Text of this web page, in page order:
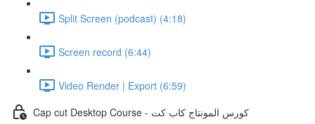
Split Screen (podcast) (4:18)
Screen record (6:44)
Video Render | Export (6:59)
Cap cut Desktop Course - كورس المونتاج كاب كت